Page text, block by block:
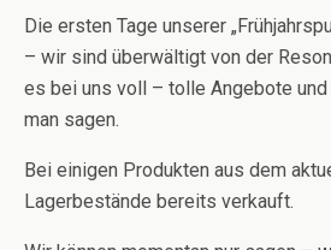
Die ersten Tage unserer
– wir sind überwältigt von der
es bei uns voll – tolle Angebote
man sagen.
Bei einigen Produkten aus dem
Lagerbestände bereits verkauft.